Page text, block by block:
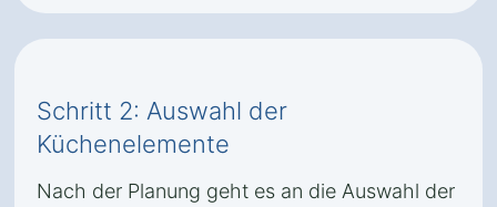
Schritt 2: Auswahl der
Küchenelemente
Nach der Planung geht es an die Auswahl der